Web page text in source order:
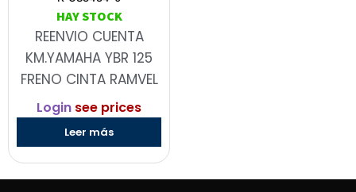
HAY STOCK
REENVIO CUENTA
KM.YAMAHA YBR 125
FRENO CINTA RAMVEL
Login see prices
Leer más